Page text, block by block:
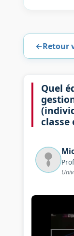
←Retour
Quel
classe